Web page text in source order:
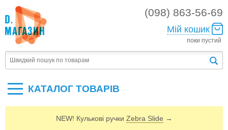
(098) 863-56-69
Мій кошик
поки пустий
КАТАЛОГ ТОВАРIВ
NEW! Кулькові ручки Zebra Slide →